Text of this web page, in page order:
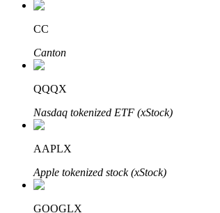
Empréstimos
CC
Canton
QQQX
Nasdaq tokenized ETF (xStock)
AAPLX
Apple tokenized stock (xStock)
GOOGLX